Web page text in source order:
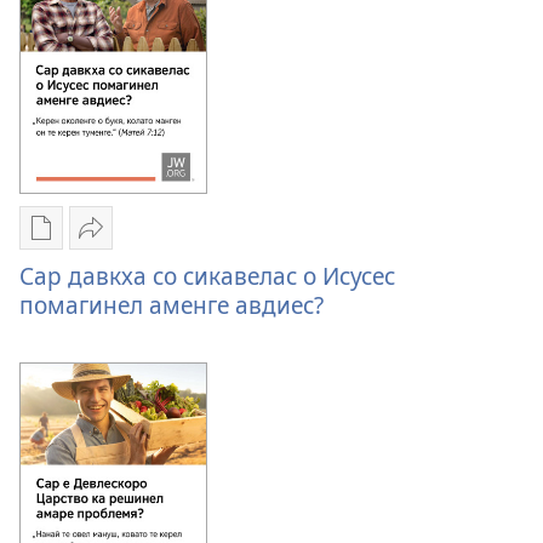
издания
Дали
декхой
шунел
молитвес?
Опциес
за
те
пес
електронна
издания
Сар
давкха
со
сикавелас
Бичшал
Сар
давкха
сикавелас
о
Исусес
помагинел
аменге
авдиес?
Сар давкха со сикавелас о Исусес
помагинел аменге авдиес?